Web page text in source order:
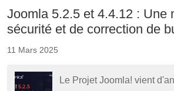
Joomla 5.2.5 et 4.4.12 : Une
sécurité et de correction de
11 Mars 2025
Le Projet Joomla! vient